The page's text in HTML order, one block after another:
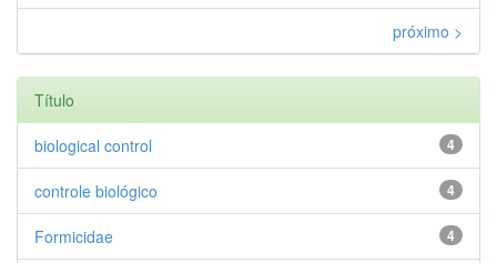
próximo >
Título
4
biological control
4
controle biológico
4
Formicidae